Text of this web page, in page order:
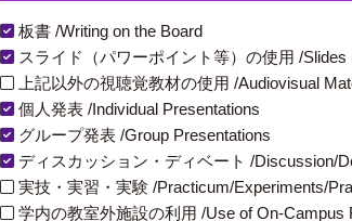
板書 /Writing on the Board
スライド（パワーポイント等）の使用 /Slides
上記以外の視聴覚教材の使用 /Audiovisual
個人発表 /Individual Presentations
グループ発表 /Group Presentations
ディスカッション・ディベート /Discussion/
実技・実習・実験 /Practicum/Experiments/
学内の教室外施設の利用 /Use of On-Campus